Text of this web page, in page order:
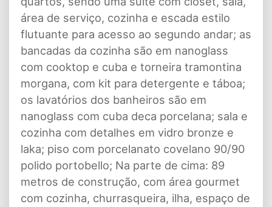
área de serviço, cozinha e escada estilo
flutuante para acesso ao segundo andar; as
bancadas da cozinha são em nanoglass
com cooktop e cuba e torneira tramontina
morgana, com kit para detergente e táboa;
os lavatórios dos banheiros são em
nanoglass com cuba deca porcelana; sala e
cozinha com detalhes em vidro bronze e
laka; piso com porcelanato covelano 90/90
polido portobello; Na parte de cima: 89
metros de construção, com área gourmet
com cozinha, churrasqueira, ilha, espaço de